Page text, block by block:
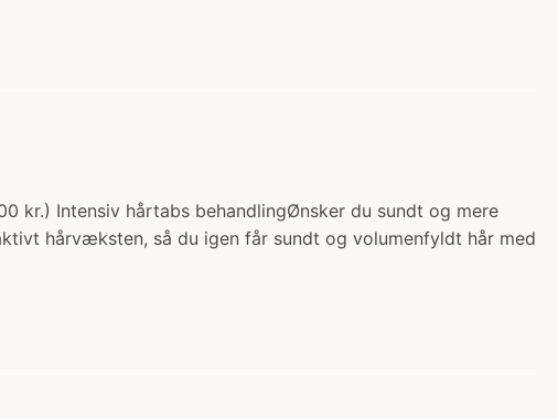
kr.) Intensiv hårtabs behandlingØnsker du sundt og mere
hårvæksten, så du igen får sundt og volumenfyldt hår med